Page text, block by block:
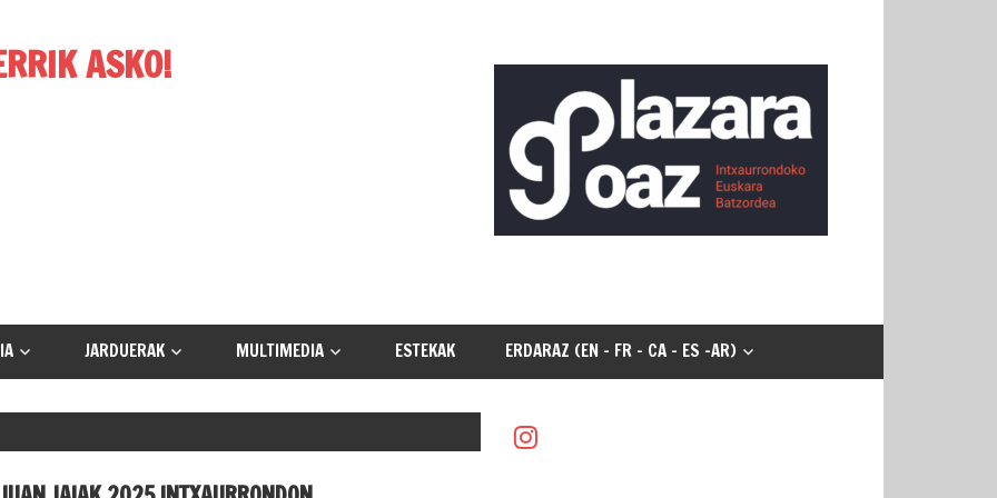
ASKO!
JARDUERAK MULTIMEDIA ESTEKAK ERDARAZ (EN - FR - CA - ES -AR)